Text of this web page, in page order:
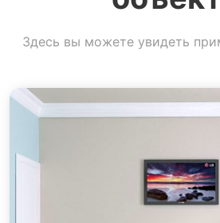
Здесь вы можете увидеть